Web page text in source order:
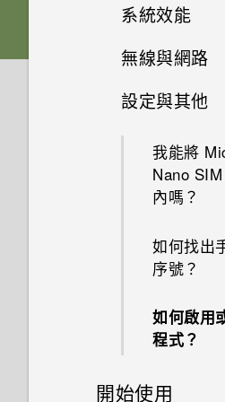
如果手機
如何節省
如何使用
或清除手
會鎖住？
為何重新
如何檢視
與資料夾？
如何在手
案？
為何說出
動
為何手機
強制關閉？
如何知道
三方應用
如何設定
如何無法
系統效能
為何手機
為何手機
手機異常
麼辦？
如何重新
式？
如何從通
應用程式
知？
無線與網路
如何將手
我透過藍
腦。檔案
如何將電
增至手機？
設定與其他
我能將
Nano
內嗎？
如何找出
序號？
如何啟用
程式？
開始使用